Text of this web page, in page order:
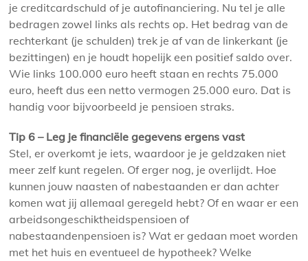
je creditcardschuld of je autofinanciering. Nu tel je alle
bedragen zowel links als rechts op. Het bedrag van de
rechterkant (je schulden) trek je af van de linkerkant (je
bezittingen) en je houdt hopelijk een positief saldo over.
Wie links 100.000 euro heeft staan en rechts 75.000
euro, heeft dus een netto vermogen 25.000 euro. Dat is
handig voor bijvoorbeeld je pensioen straks.
Tip 6 – Leg je financiële gegevens ergens vast
Stel, er overkomt je iets, waardoor je je geldzaken niet
meer zelf kunt regelen. Of erger nog, je overlijdt. Hoe
kunnen jouw naasten of nabestaanden er dan achter
komen wat jij allemaal geregeld hebt? Of en waar er een
arbeidsongeschiktheidspensioen of
nabestaandenpensioen is? Wat er gedaan moet worden
met het huis en eventueel de hypotheek? Welke